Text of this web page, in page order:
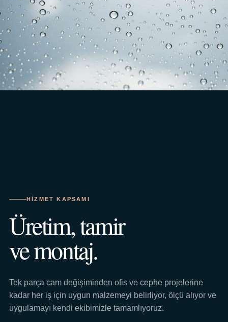
HIZMET KAPSAMI
Üretim, tamir
ve montaj.
Tek parça cam değişiminden ofis ve cephe projelerine
kadar her iş için uygun malzemeyi belirliyor, ölçü alıyor ve
uygulamayı kendi ekibimizle tamamlıyoruz.